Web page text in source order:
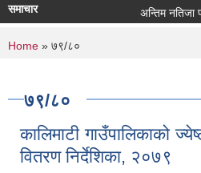
समाचार अन्तिम नतिजा
You are here
Home » ७९/८०
७९/८०
कालिमाटी गाउँपालिकाको
वितरण निर्देशिका, २०७९